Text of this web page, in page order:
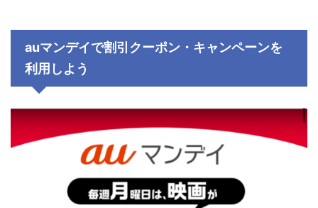
auマンデイで割引クーポン・キャンペーンを
利用しよう